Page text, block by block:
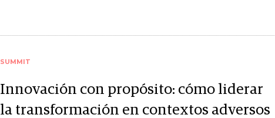
SUMMIT
Innovación con propósito: cómo liderar
la transformación en contextos adversos